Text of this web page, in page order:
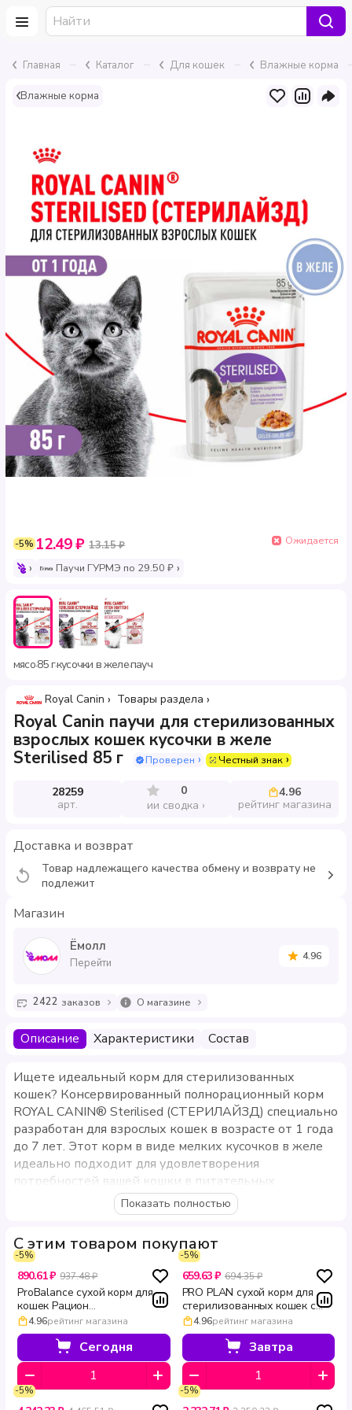
Главная – Каталог – Для кошек – Влажные корма
Влажные корма
-5% 12.49 ₽ 13.15 ₽
Ожидается
Паучи ГУРМЭ по 29.50 ₽
мясо·85 г·кусочки в желе·пауч
Royal Canin Товары раздела
Royal Canin паучи для стерилизованных
взрослых кошек кусочки в желе
Sterilised 85 г
Проверен Честный знак
28259
арт.
0
ии сводка
4.96
рейтинг магазина
Доставка и возврат
Товар надлежащего качества обмену и возврату не
подлежит
Магазин
Ёмолл
Перейти 4.96
2422 заказов О магазине
Описание Характеристики Состав
Ищете идеальный корм для стерилизованных
кошек? Консервированный полнорационный корм
ROYAL CANIN® Sterilised (СТЕРИЛАЙЗД) специально
разработан для взрослых кошек в возрасте от 1 года
до 7 лет. Этот корм в виде мелких кусочков в желе
идеально подходит для удовлетворения
потребностей вашей кошки в питательных
(СТЕРИЛАЙЗД) помогает поддерживать
оптимальный вес вашей кошки и способствует
здоровью мочевыделительной системы. Этот
продукт соответствует инстинктивным
предпочтениям кошек, обеспечивая их
необходимыми питательными веществами.
Сбалансированное содержание жиров и
оптимальный уровень белков в ROYAL CANIN®
Sterilised (СТЕРИЛАЙЗД) помогают вашей кошке
Показать полностью
С этим товаром покупают
-5%
890.61 ₽ 937.48 ₽
ProBalance сухой корм для
кошек Рацион
стерилизованных кошек с
уткой 1.8 кг
4.96рейтинг магазина
Сегодня
-5%
659.63 ₽ 694.35 ₽
PRO PLAN сухой корм для
стерилизованных кошек с
лососем для поддержания
мозга и почек Sterilised
VITAL FUNCTIONS 400 г
4.96рейтинг магазина
Завтра
-5% -5%